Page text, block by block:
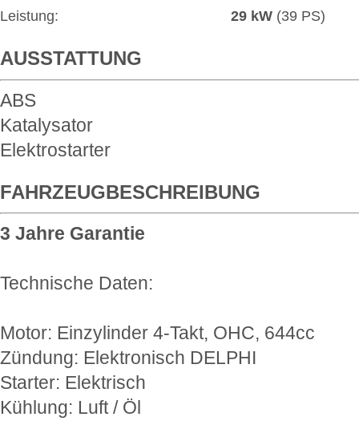
Leistung:
29 kW (39 PS)
AUSSTATTUNG
ABS
Katalysator
Elektrostarter
FAHRZEUGBESCHREIBUNG
3 Jahre Garantie
Technische Daten:
Motor: Einzylinder 4-Takt, OHC, 644cc
Zündung: Elektronisch DELPHI
Starter: Elektrisch
Kühlung: Luft / Öl